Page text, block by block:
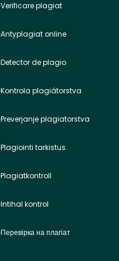
Verificare plagiat
Antyplagiat online
Detector de plagio
Kontrola plagiátorstva
Preverjanje plagiatorstva
Plagiointi tarkistus
Plagiatkontroll
Intihal kontrol
Перевірка на плагіат